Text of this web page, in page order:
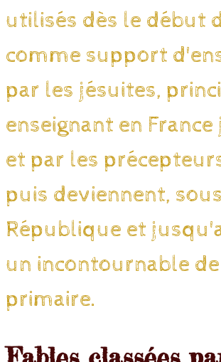
utilisés dès le début
comme support
par les jésuites,
enseignant en
et par les
puis deviennent,
République et
un incontournable
primaire.